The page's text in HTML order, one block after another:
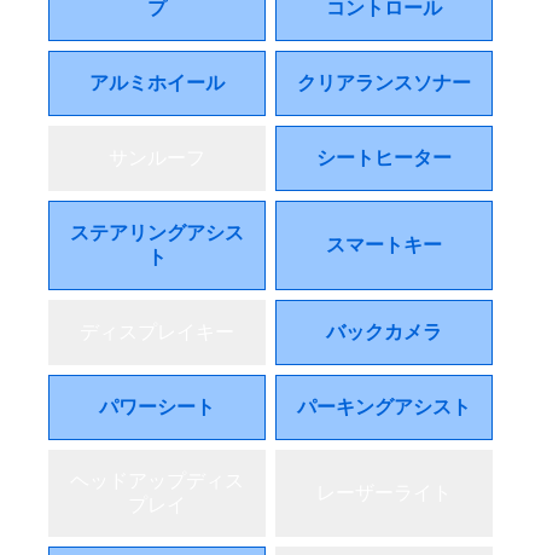
プ コントロール
アルミホイール クリアランスソナー
シートヒーター
ステアリングアシス
ト
スマートキー
バックカメラ
パワーシート パーキングアシスト